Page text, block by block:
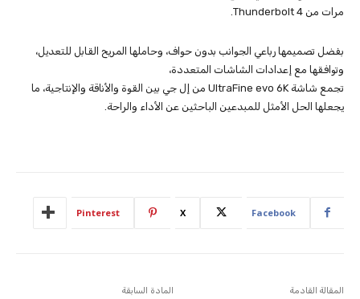
مرات من Thunderbolt 4.
بفضل تصميمها رباعي الجوانب بدون حواف، وحاملها المريح القابل للتعديل،
وتوافقها مع إعدادات الشاشات المتعددة،
تجمع شاشة UltraFine evo 6K من إل جي بين القوة والأناقة والإنتاجية، ما
يجعلها الحل الأمثل للمبدعين الباحثين عن الأداء والراحة.
Facebook
X
Pinterest
المادة السابقة المقالة القادمة